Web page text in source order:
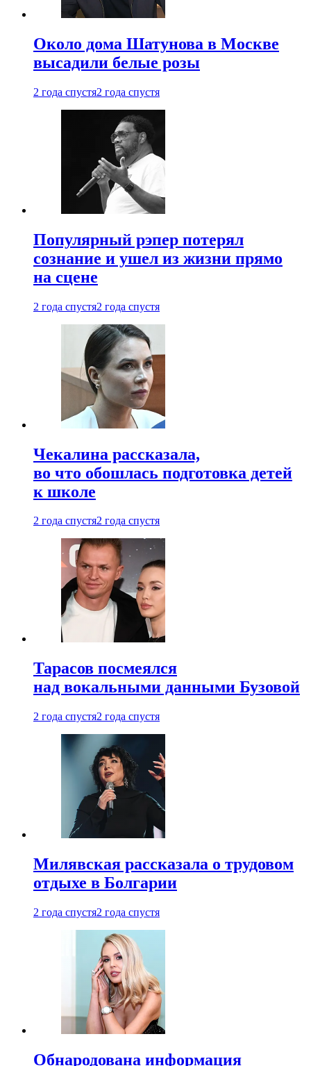
Около дома Шатунова в Москве
высадили белые розы
2 года спустя2 года спустя
Популярный рэпер потерял
сознание и ушел из жизни прямо
на сцене
2 года спустя2 года спустя
Чекалина рассказала,
во что обошлась подготовка детей
к школе
2 года спустя2 года спустя
Тарасов посмеялся
над вокальными данными Бузовой
2 года спустя2 года спустя
Милявская рассказала о трудовом
отдыхе в Болгарии
2 года спустя2 года спустя
Обнародована информация